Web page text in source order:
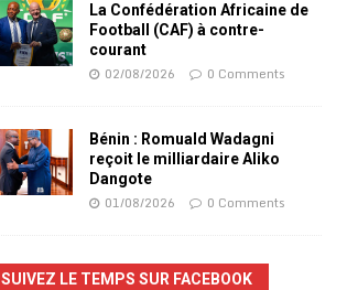
La Confédération Africaine de
Football (CAF) à contre-
courant
02/08/2026 0 Comments
Bénin : Romuald Wadagni
reçoit le milliardaire Aliko
Dangote
01/08/2026 0 Comments
SUIVEZ LE TEMPS SUR FACEBOOK